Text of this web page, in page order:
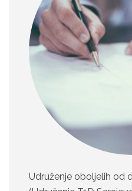
Udruženje oboljelih od